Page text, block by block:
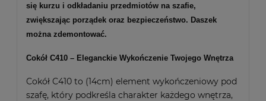
się kurzu i odkładaniu przedmiotów na szafie,
zwiększając porządek oraz bezpieczeństwo. Daszek
można zdemontować.
Cokół C410 – Eleganckie Wykończenie Twojego Wnętrza
Cokół C410 to (14cm) element wykończeniowy pod
szafę, który podkreśla charakter każdego wnętrza,